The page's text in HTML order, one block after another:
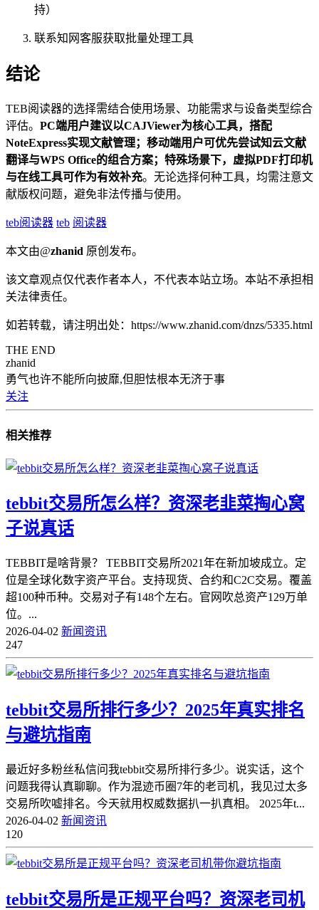
持）
联系知网客服获取批量处理工具
结论
TEB阅读器的选择需结合使用场景、功能需求与设备类型综合
评估。 PC端用户建议以CAJViewer为核心工具，搭配
NoteExpress实现文献管理；移动端用户可优先尝试知云文献
翻译与WPS Office的组合方案；特殊场景下，虚拟PDF打印机
与在线工具可作为有效补充。无论选择何种工具，均需注意文
献版权问题，避免非法传播与使用。
teb阅读器 teb 阅读器
本文由@zhanid 原创发布。
该文章观点仅代表作者本人，不代表本站立场。本站不承担相
关法律责任。
如若转载，请注明出处：https://www.zhanid.com/dnzs/5335.html
THE END
zhanid
勇气也许不能所向披靡,但胆怯根本无济于事
关注
相关推荐
tebbit交易所怎么样？资深老韭菜掏心窝
子说真话
TEBBIT是啥背景？ TEBBIT交易所2021年在新加坡成立。定
位是全球化数字资产平台。支持现货、合约和C2C交易。覆盖
超100种币种。交易对子有148个左右。官网吹总资产129万单
位。...
2026-04-02 新闻资讯
247
tebbit交易所排行多少？2025年真实排名
与避坑指南
最近好多粉丝私信问我tebbit交易所排行多少。说实话，这个
问题我得认真聊聊。作为混迹币圈7年的老司机，我见过太多
交易所吹嘘排名。今天就用权威数据扒一扒真相。 2025年t...
2026-04-02 新闻资讯
120
tebbit交易所是正规平台吗？资深老司机